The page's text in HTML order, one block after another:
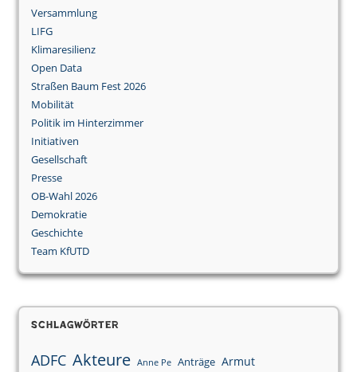
Versammlung
LIFG
Klimaresilienz
Open Data
Straßen Baum Fest 2026
Mobilität
Politik im Hinterzimmer
Initiativen
Gesellschaft
Presse
OB-Wahl 2026
Demokratie
Geschichte
Team KfUTD
Schlagwörter
ADFC Akteure Anne Pe Anträge Armut